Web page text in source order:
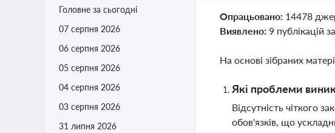
Головне за сьогодні
07 серпня 2026
06 серпня 2026
05 серпня 2026
04 серпня 2026
03 серпня 2026
31 липня 2026
Опрацьовано: 14478
Виявлено: 9 публікацій
На основі зібраних
Які проблеми
Відсутність чіткого
обов'язків, що